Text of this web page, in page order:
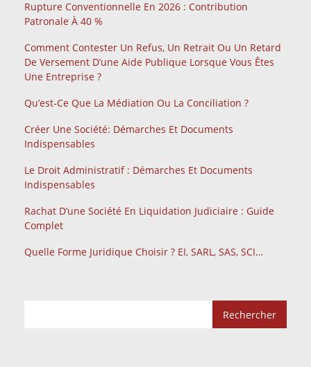
Rupture Conventionnelle En 2026 : Contribution
Patronale À 40 %
Comment Contester Un Refus, Un Retrait Ou Un Retard
De Versement D’une Aide Publique Lorsque Vous Êtes
Une Entreprise ?
Qu’est-Ce Que La Médiation Ou La Conciliation ?
Créer Une Société: Démarches Et Documents
Indispensables
Le Droit Administratif : Démarches Et Documents
Indispensables
Rachat D’une Société En Liquidation Judiciaire : Guide
Complet
Quelle Forme Juridique Choisir ? EI, SARL, SAS, SCI…